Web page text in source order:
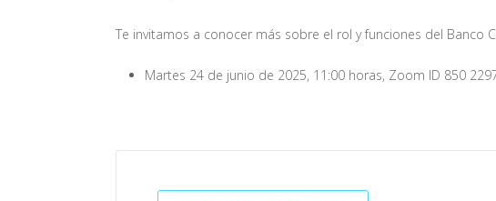
Te invitamos a conocer más sobre el rol y funciones del Banco
Martes 24 de junio de 2025, 11:00 horas, Zoom ID 850